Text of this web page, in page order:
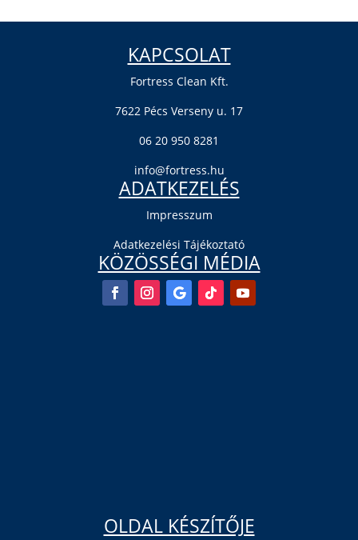
KAPCSOLAT
Fortress Clean Kft.
7622 Pécs Verseny u. 17
06 20 950 8281
info@fortress.hu
ADATKEZELÉS
Impresszum
Adatkezelési Tájékoztató
KÖZÖSSÉGI MÉDIA
OLDAL KÉSZÍTŐJE